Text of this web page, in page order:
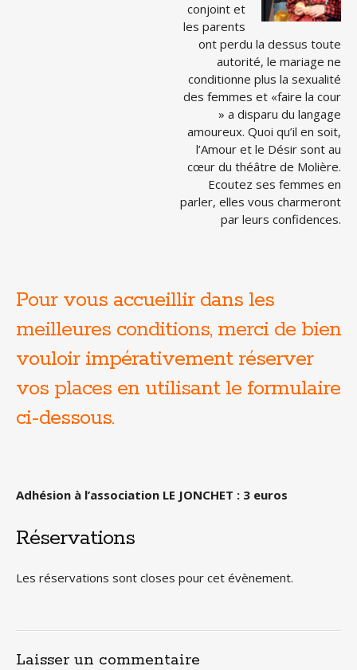
conjoint et
les parents
ont perdu la dessus toute
autorité, le mariage ne
conditionne plus la sexualité
des femmes et «faire la cour
» a disparu du langage
amoureux. Quoi qu’il en soit,
l’Amour et le Désir sont au
cœur du théâtre de Molière.
Ecoutez ses femmes en
parler, elles vous charmeront
par leurs confidences.
Pour vous accueillir dans les
meilleures conditions, merci de bien
vouloir impérativement réserver
vos places en utilisant le formulaire
ci-dessous.
Adhésion à l’association LE JONCHET : 3 euros
Réservations
Les réservations sont closes pour cet évènement.
Laisser un commentaire